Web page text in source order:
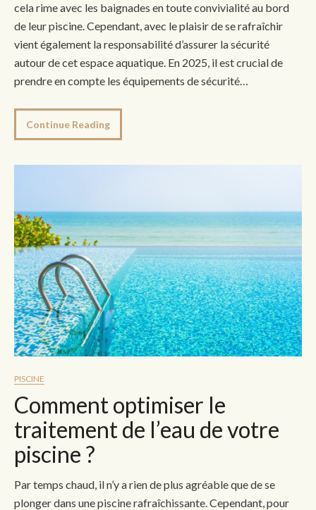
cela rime avec les baignades en toute convivialité au bord
de leur piscine. Cependant, avec le plaisir de se rafraîchir
vient également la responsabilité d’assurer la sécurité
autour de cet espace aquatique. En 2025, il est crucial de
prendre en compte les équipements de sécurité…
Continue Reading
PISCINE
Comment optimiser le
traitement de l’eau de votre
piscine ?
Par temps chaud, il n’y a rien de plus agréable que de se
plonger dans une piscine rafraîchissante. Cependant, pour